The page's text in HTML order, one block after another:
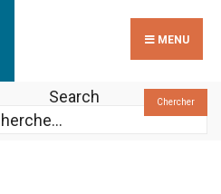
MENU
Search Chercher